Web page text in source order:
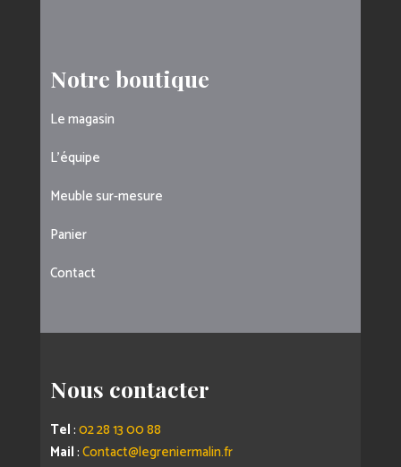
Notre boutique
Le magasin
L’équipe
Meuble sur-mesure
Panier
Contact
Nous contacter
Tel:02 28 13 00 88
Mail:Contact@legreniermalin.fr